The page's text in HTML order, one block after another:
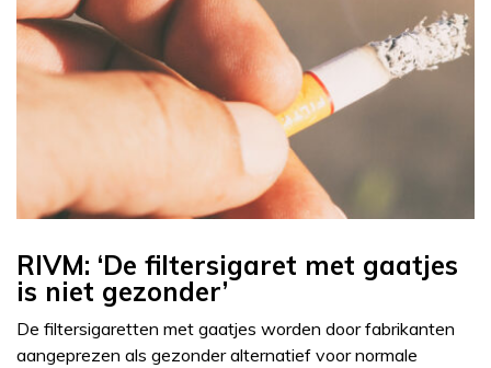
RIVM: ‘De filtersigaret met gaatjes
is niet gezonder’
De filtersigaretten met gaatjes worden door fabrikanten
aangeprezen als gezonder alternatief voor normale